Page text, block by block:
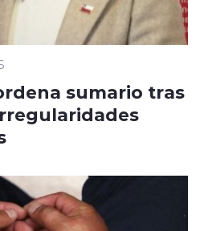
sumario tras